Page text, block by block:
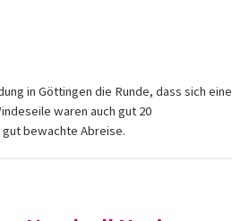
in Göttingen die Runde, dass sich eine
waren auch gut 20
bewachte Abreise.